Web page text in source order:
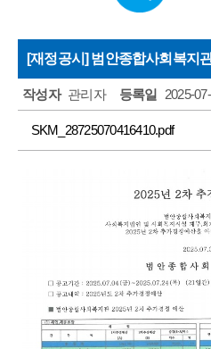
[재정공시] 범안종합사회복지
작성자 관리자 등록일 2025-
SKM_28725070416410.pdf